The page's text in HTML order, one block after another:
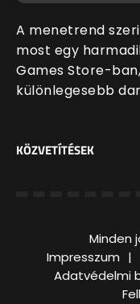
A menetrend
most egy
Games Store-
különlegesebb
KÖZVETÍTÉSEK
Minden
Impresszum
Adatvédelmi